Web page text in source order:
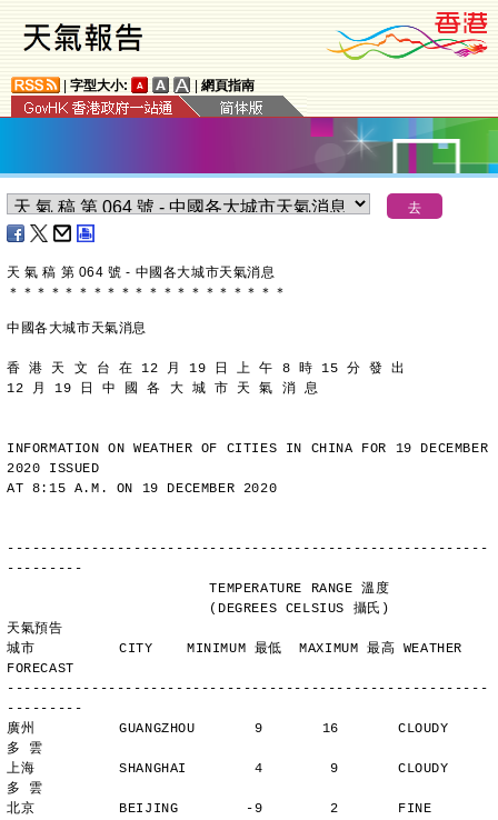
字型大小: 網頁指南
天 氣 稿 第 064 號 - 中國各大城市天氣消息
＊ ＊ ＊ ＊ ＊ ＊ ＊ ＊ ＊ ＊ ＊ ＊ ＊ ＊ ＊ ＊ ＊ ＊ ＊ ＊
中國各大城市天氣消息
香 港 天 文 台 在 12 月 19 日 上 午 8 時 15 分 發 出
12 月 19 日 中 國 各 大 城 市 天 氣 消 息
INFORMATION ON WEATHER OF CITIES IN CHINA FOR 19 DECEMBER
2020 ISSUED
AT 8:15 A.M. ON 19 DECEMBER 2020
---------------------------------------------------------
---------
                        TEMPERATURE RANGE 溫度
天氣預告
城市          CITY    MINIMUM 最低  MAXIMUM 最高 WEATHER
FORECAST
---------------------------------------------------------
---------
廣州          GUANGZHOU       9       16       CLOUDY
多 雲
上海          SHANGHAI        4        9       CLOUDY
多 雲
北京          BEIJING        -9        2       FINE